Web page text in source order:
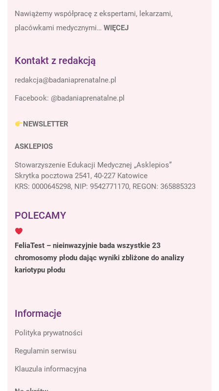
Nawiążemy współpracę z ekspertami, lekarzami,
placówkami medycznymi… WIĘCEJ
Kontakt z redakcją
Facebook: @badaniaprenatalne.pl
NEWSLETTER
ASKLEPIOS
Stowarzyszenie Edukacji Medycznej „Asklepios”
Skrytka pocztowa 2541, 40-227 Katowice
KRS: 0000645298, NIP: 9542771170, REGON: 365885323
POLECAMY
FeliaTest – nieinwazyjnie bada wszystkie 23
chromosomy płodu dając wyniki zbliżone do analizy
kariotypu płodu
Informacje
Polityka prywatności
Regulamin serwisu
Klauzula informacyjna